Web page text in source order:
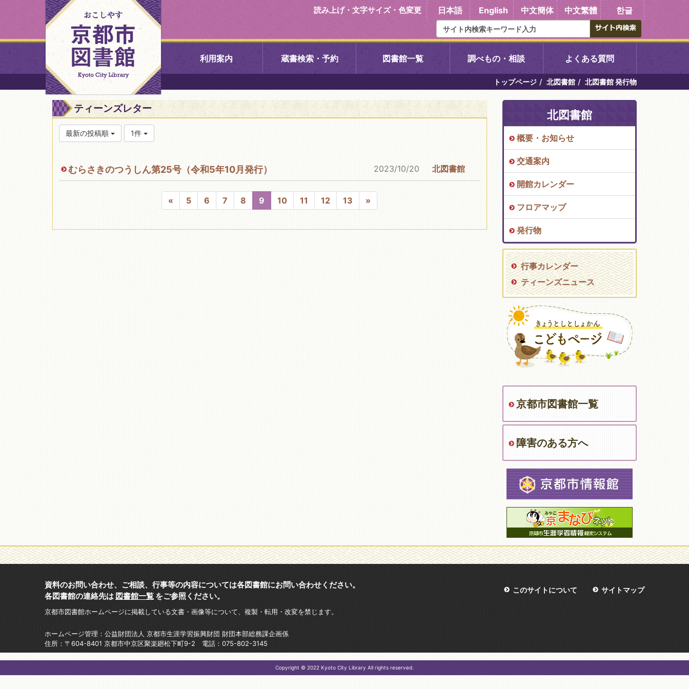
読み上げ・文字サイズ・色変更 日本語 English 中文簡体 中文繁體 한글
利用案内 蔵書検索・予約 図書館一覧
中央図書館 右京中央図書館 伏見中央図書館 醍醐中央図書館
北図書館 左京図書館 岩倉図書館 東山図書館
吉祥院図書館
久世ふれあいセンター図
書館
西京図書館 洛西図書館 向島図書館
こどもみらい館子育て図
書館
コミュニティプラザ深草
図書館
調べもの・相談 よくある質問
トップページ 北図書館 北図書館 発行物
ティーンズレター
最新の投稿順 1件
むらさきのつうしん第25号（令和5年10月発行） 2023/10/20 北図書館
« 5 6 7 8 9 10 11 12 13 »
北図書館
概要・お知らせ
交通案内
開館カレンダー
フロアマップ
発行物
行事カレンダー
ティーンズニュース
京都市図書館一覧
障害のある方へ
このサイトについて サイトマップ
資料のお問い合わせ、ご相談、行事等の内容については各図書館にお問い合わせください。
各図書館の連絡先は 図書館一覧 をご参照ください。
京都市図書館ホームページに掲載している文書・画像等について、複製・転用・改変を禁じます。
ホームページ管理：公益財団法人 京都市生涯学習振興財団 財団本部総務課企画係
住所：〒604-8401 京都市中京区聚楽廻松下町9-2 電話：075-802-3145
Copyright © 2022 Kyoto City Library All rights reserved.